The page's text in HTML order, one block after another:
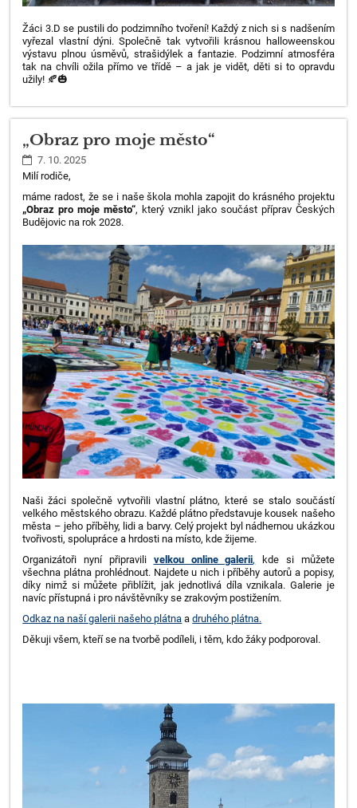
Žáci 3.D se pustili do podzimního tvoření! Každý z nich si s nadšením
vyřezal vlastní dýni. Společně tak vytvořili krásnou halloweenskou
výstavu plnou úsměvů, strašidýlek a fantazie. Podzimní atmosféra
tak na chvíli ožila přímo ve třídě – a jak je vidět, děti si to opravdu
užily! 🍂🎃
„Obraz pro moje město“
7. 10. 2025
Milí rodiče,
máme radost, že se i naše škola mohla zapojit do krásného projektu
„Obraz pro moje město“, který vznikl jako součást příprav Českých
Budějovic na rok 2028.
Naši žáci společně vytvořili vlastní plátno, které se stalo součástí
velkého městského obrazu. Každé plátno představuje kousek našeho
města – jeho příběhy, lidi a barvy. Celý projekt byl nádhernou ukázkou
tvořivosti, spolupráce a hrdosti na místo, kde žijeme.
Organizátoři nyní připravili velkou online galerii, kde si můžete
všechna plátna prohlédnout. Najdete u nich i příběhy autorů a popisy,
díky nimž si můžete přiblížit, jak jednotlivá díla vznikala. Galerie je
navíc přístupná i pro návštěvníky se zrakovým postižením.
Odkaz na naší galerii našeho plátna adruhého plátna.
Děkuji všem, kteří se na tvorbě podíleli, i těm, kdo žáky podporoval.